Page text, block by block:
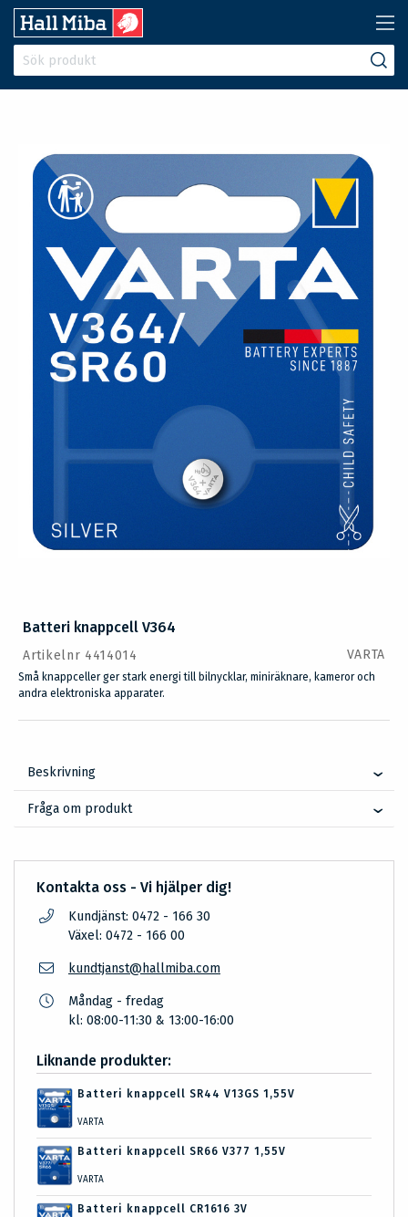
Batteri knappcell V364
Artikelnr 4414014 VARTA
Små knappceller ger stark energi till bilnycklar, miniräknare, kameror och
andra elektroniska apparater.
Beskrivning
Fråga om produkt
Kontakta oss - Vi hjälper dig!
Kundjänst: 0472 - 166 30
Växel: 0472 - 166 00
kundtjanst@hallmiba.com
Måndag - fredag
kl: 08:00-11:30 & 13:00-16:00
Liknande produkter:
Batteri knappcell SR44 V13GS 1,55V
VARTA
Batteri knappcell SR66 V377 1,55V
VARTA
Batteri knappcell CR1616 3V